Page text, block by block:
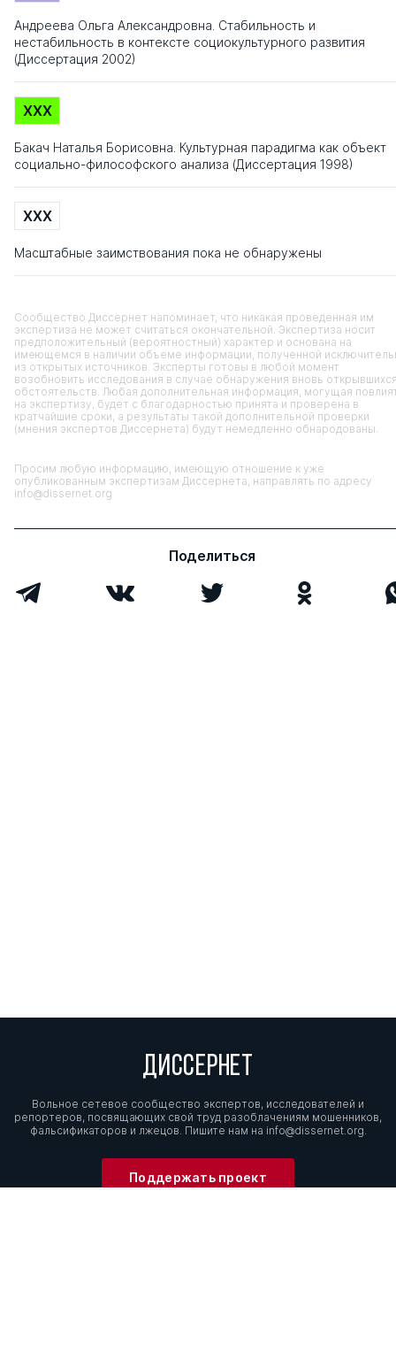
Андреева Ольга Александровна. Стабильность и
нестабильность в контексте социокультурного развития
(Диссертация 2002)
XXX
Бакач Наталья Борисовна. Культурная парадигма как объект
социально-философского анализа (Диссертация 1998)
XXX
Масштабные заимствования пока не обнаружены
Сообщество Диссернет напоминает, что никакая проведенная им
экспертиза не может считаться окончательной. Экспертиза носит
предположительный (вероятностный) характер и основана на
имеющемся в наличии объеме информации, полученной
из открытых источников. Эксперты готовы в любой момент
возобновить исследования в случае обнаружения вновь
обстоятельств. Любая дополнительная информация, могущая
на экспертизу, будет с благодарностью принята и проверена в
кратчайшие сроки, а результаты такой дополнительной проверки
(мнения экспертов Диссернета) будут немедленно обнародованы.
Просим любую информацию, имеющую отношение к уже
опубликованным экспертизам Диссернета, направлять по адресу
info@dissernet.org
Поделиться
ДИССЕРНЕТ
Вольное сетевое сообщество экспертов, исследователей и
репортеров, посвящающих свой труд разоблачениям мошенников,
фальсификаторов и лжецов. Пишите нам на info@dissernet.org.
Поддержать проект